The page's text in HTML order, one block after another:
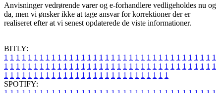
Anvisninger vedrørende varer og e-forhandlere vedligeholdes nu og
da, men vi ønsker ikke at tage ansvar for korrektioner der er
realiseret efter at vi senest opdaterede de viste informationer.
BITLY:
1 1 1 1 1 1 1 1 1 1 1 1 1 1 1 1 1 1 1 1 1 1 1 1 1 1 1 1 1 1 1 1 1 1 1 1
1 1 1 1 1 1 1 1 1 1 1 1 1 1 1 1 1 1 1 1 1 1 1 1 1 1 1 1 1 1 1 1 1 1 1 1
1 1 1 1 1 1 1 1 1 1 1 1 1 1 1 1 1 1 1 1 1 1 1 1 1 1 1 1
SPOTIFY: